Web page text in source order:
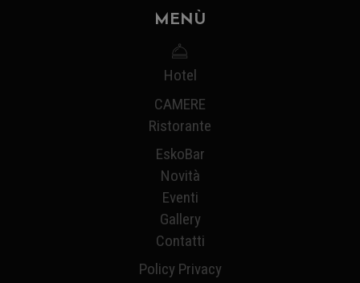
MENÙ
Hotel
CAMERE
Ristorante
EskoBar
Novità
Eventi
Gallery
Contatti
Policy Privacy